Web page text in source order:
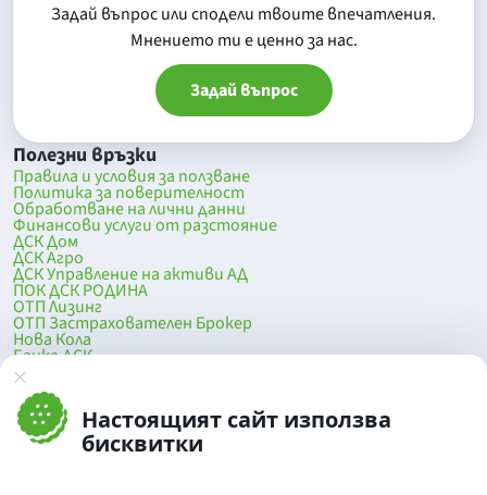
Настоящият сайт използва
бисквитки
Задай въпрос или сподели твоите впечатления.
Mнението ти е ценно за нас.
Задай въпрос
Полезни връзки
Правила и условия за ползване
Политика за поверителност
Обработване на лични данни
Финансови услуги от разстояние
ДСК Дом
ДСК Агро
ДСК Управление на активи АД
ПОК ДСК РОДИНА
ОТП Лизинг
ОТП Застрахователен Брокер
Нова Кола
Банка ДСК
DSK Mobile
Оферти за продажба от Банка ДСК
Клонова мрежа и банкомати
До началото на страницата